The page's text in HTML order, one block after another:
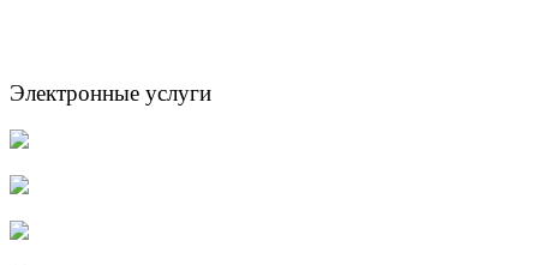
Электронные услуги